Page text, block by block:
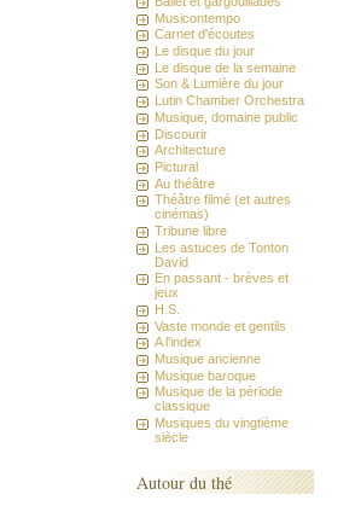
Musicontempo
Carnet d'écoutes
Le disque du jour
Le disque de la semaine
Son & Lumière du jour
Lutin Chamber Orchestra
Musique, domaine public
Discourir
Architecture
Pictural
Au théâtre
Théâtre filmé (et autres
cinémas)
Tribune libre
Les astuces de Tonton
David
En passant - brèves et
jeux
H.S.
Vaste monde et gentils
A l'index
Musique ancienne
Musique baroque
Musique de la période
classique
Musiques du vingtième
siècle
Autour du thé